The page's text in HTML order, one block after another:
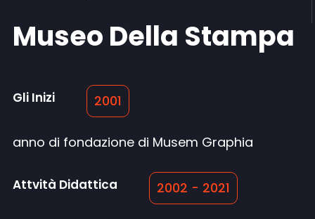
Museo Della Stampa
Gli Inizi 2001
anno di fondazione di Musem Graphia
Attvità Didattica 2002 - 2021